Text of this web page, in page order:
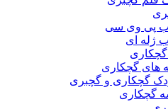
پی وی سی
ژله ای
گچکاری
های گچکاری
گچکاری و گچبری
گچکاری